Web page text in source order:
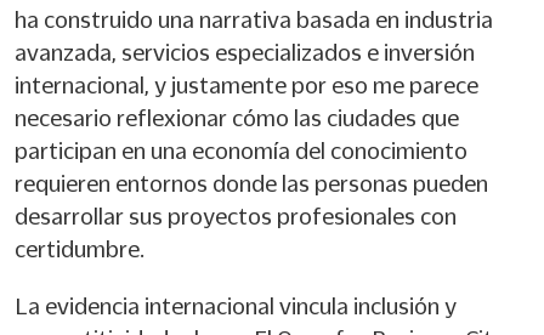
ha construido una narrativa basada en industria
avanzada, servicios especializados e inversión
internacional, y justamente por eso me parece
necesario reflexionar cómo las ciudades que
participan en una economía del conocimiento
requieren entornos donde las personas pueden
desarrollar sus proyectos profesionales con
certidumbre.
La evidencia internacional vincula inclusión y